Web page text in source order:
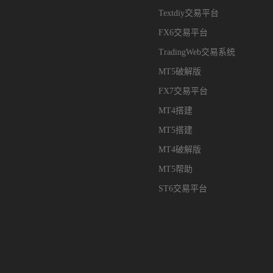
Textdiy交易平台
FX6交易平台
TradingWeb交易系统
MT5破解版
FX7交易平台
MT4搭建
MT5搭建
MT4破解版
MT5帮助
ST6交易平台